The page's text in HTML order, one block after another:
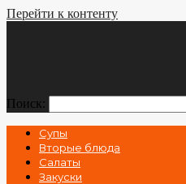
Перейти к контенту
Поиск:
Супы
Вторые блюда
Салаты
Закуски